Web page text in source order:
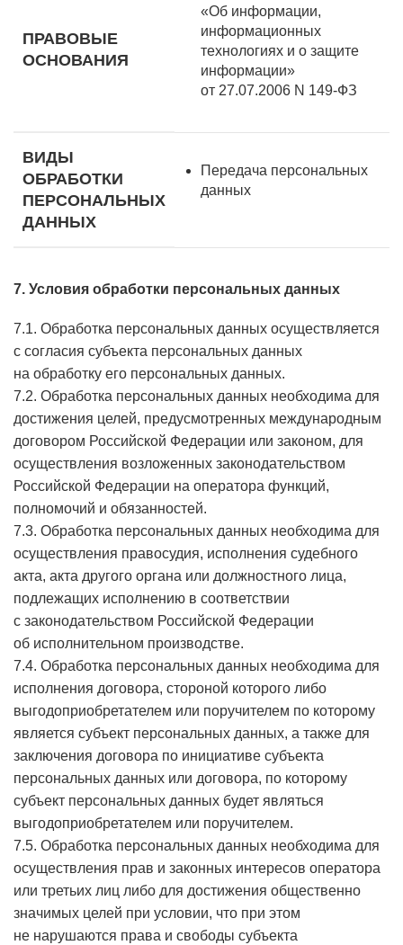
ПРАВОВЫЕ
ОСНОВАНИЯ
«Об информации,
информационных
технологиях и о защите
информации»
от 27.07.2006 N 149-ФЗ
ВИДЫ
ОБРАБОТКИ
ПЕРСОНАЛЬНЫХ
ДАННЫХ
Передача персональных
данных
7. Условия обработки персональных данных
7.1. Обработка персональных данных осуществляется
с согласия субъекта персональных данных
на обработку его персональных данных.
7.2. Обработка персональных данных необходима для
достижения целей, предусмотренных международным
договором Российской Федерации или законом, для
осуществления возложенных законодательством
Российской Федерации на оператора функций,
полномочий и обязанностей.
7.3. Обработка персональных данных необходима для
осуществления правосудия, исполнения судебного
акта, акта другого органа или должностного лица,
подлежащих исполнению в соответствии
с законодательством Российской Федерации
об исполнительном производстве.
7.4. Обработка персональных данных необходима для
исполнения договора, стороной которого либо
выгодоприобретателем или поручителем по которому
является субъект персональных данных, а также для
заключения договора по инициативе субъекта
персональных данных или договора, по которому
субъект персональных данных будет являться
выгодоприобретателем или поручителем.
7.5. Обработка персональных данных необходима для
осуществления прав и законных интересов оператора
или третьих лиц либо для достижения общественно
значимых целей при условии, что при этом
не нарушаются права и свободы субъекта